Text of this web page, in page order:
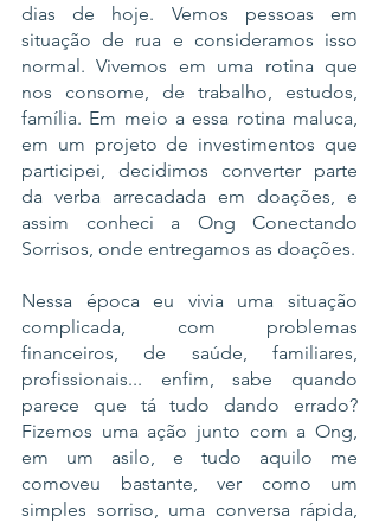
dias de hoje. Vemos pessoas em
situação de rua e consideramos isso
normal. Vivemos em uma rotina que
nos consome, de trabalho, estudos,
família. Em meio a essa rotina maluca,
em um projeto de investimentos que
participei, decidimos converter parte
da verba arrecadada em doações, e
assim conheci a Ong Conectando
Sorrisos, onde entregamos as doações.
​Nessa época eu vivia uma situação
complicada, com problemas
financeiros, de saúde, familiares,
profissionais... enfim, sabe quando
parece que tá tudo dando errado?
Fizemos uma ação junto com a Ong,
em um asilo, e tudo aquilo me
comoveu bastante, ver como um
simples sorriso, uma conversa rápida,